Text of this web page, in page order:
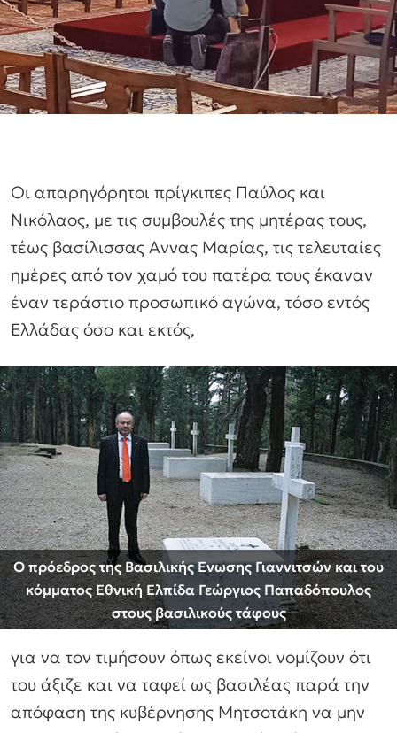
Οι απαρηγόρητοι πρίγκιπες Παύλος και
Νικόλαος, με τις συμβουλές της μητέρας τους,
τέως βασίλισσας Αννας Μαρίας, τις τελευταίες
ημέρες από τον χαμό του πατέρα τους έκαναν
έναν τεράστιο προσωπικό αγώνα, τόσο εντός
Ελλάδας όσο και εκτός,
Ο πρόεδρος της Βασιλικής Ενωσης Γιαννιτσών και του
κόμματος Εθνική Ελπίδα Γεώργιος Παπαδόπουλος
στους βασιλικούς τάφους
για να τον τιμήσουν όπως εκείνοι νομίζουν ότι
του άξιζε και να ταφεί ως βασιλέας παρά την
απόφαση της κυβέρνησης Μητσοτάκη να μην